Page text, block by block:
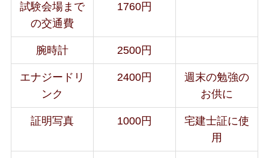
試験会場まで
の交通費
1760円
腕時計 2500円
エナジードリ
ンク
2400円
週末の勉強の
お供に
証明写真 1000円
宅建士証に使
用